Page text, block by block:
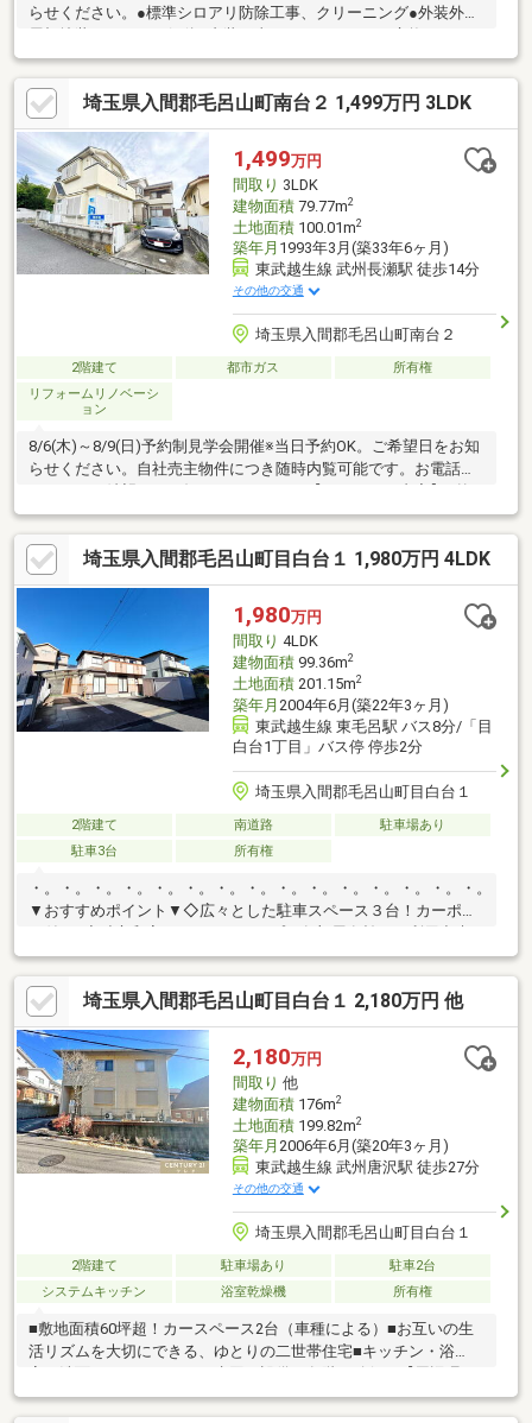
らせください。●標準シロアリ防除工事、クリーニング●外装外壁
屋根塗装、ガレージ解体●内装工事システムキッチン交換、ユニ
ットバス交換、温水洗浄便座トイレ交換、洗面化粧台交換、フロ
ーリング上張、建具交換、クロス張替え、畳表替え、クッション
フロア張替え、給湯器交換、インターホン設置、照明LED交換
【おすすめポイント】・本物件は条件により住宅ローン減税が適
用されます。・シロアリ防除工事施工後5年間保証・お客様に合わ
せたローンの組み方や金融機関をご提案。住宅ローンが初めての
方でもお気軽にご
埼玉県入間郡毛呂山町南台２ 1,499万円 3LDK
1,499万円
間取り 3LDK
建物面積79.77m2
土地面積100.01m2
築年月 1993年3月(築33年6ヶ月)
東武越生線 武州長瀬駅 徒歩14分
その他の交通
埼玉県入間郡毛呂山町南台２
2階建て 都市ガス
所有権
リフォームリノベーシ
ョン
8/6(木)～8/9(日)予約制見学会開催※当日予約OK。ご希望日をお知
らせください。自社売主物件につき随時内覧可能です。お電話か
構・外装外壁塗装、屋根塗装●内装工事システムキッチン交換、
ユニットバス交換、トイレ交換、洗面化粧台交換、室内ドア（一
部）交換、床材上張り、クッションフロア上張り、シューズボッ
クス交換、クロス張替え、インターホン設置、火災警報器設置、
照明器具交換、シロアリ防除工事、クリーニング、雨漏り点検
【おすすめポイント】・本物件は条件により住宅ローン減税が適
用されます。
埼玉県入間郡毛呂山町目白台１ 1,980万円 4LDK
1,980万円
間取り 4LDK
建物面積99.36m2
土地面積201.15m2
築年月 2004年6月(築22年3ヶ月)
東武越生線 東毛呂駅 バス8分/「目
白台1丁目」バス停 停歩2分
埼玉県入間郡毛呂山町目白台１
2階建て 南道路
駐車場あり
駐車3台
所有権
・。・。・。・。・。・。・。・。・。・。・。・。・。・。・。・。
▼おすすめポイント▼◇広々とした駐車スペース３台！カーポー
ト付き♪◇独立和室の４ＬＤＫタイプで各部屋有効にご利用出来
ます♪◇２部屋から出入り可能なワイドバルコニー◇落ち着きの
ある暮らしを叶える閑静な住宅街です
◎・。・。・。・。・。・。・。・。・。・。・。・。・。・。・。・
埼玉県入間郡毛呂山町目白台１ 2,180万円 他
2,180万円
間取り 他
建物面積176m2
土地面積199.82m2
築年月 2006年6月(築20年3ヶ月)
東武越生線 武州唐沢駅 徒歩27分
その他の交通
埼玉県入間郡毛呂山町目白台１
2階建て 駐車場あり
駐車2台
システムキッチン
浴室乾燥機 所有権
■敷地面積60坪超！カースペース2台（車種による）■お互いの生
活リズムを大切にできる、ゆとりの二世帯住宅■キッチン・浴
境】泉野小学校…徒歩15分毛呂山中学校…徒歩38分ローソン…徒歩
6分いなげや…徒歩27分イオンスタイル毛呂山…徒歩34分～リフォ